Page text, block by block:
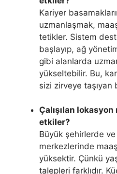
Kariyer
uzmanlaşmak,
tetikler. Sistem
başlayıp, ağ
gibi alanlarda
yükseltebilir. Bu,
sizi zirveye
Çalışılan lokasyon
etkiler?
Büyük şehirlerde
merkezlerinde
yüksektir. Çünkü
talepleri farklıdır.